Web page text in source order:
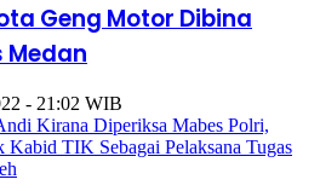
Geng Motor Dibina
Medan
- 21:02 WIB